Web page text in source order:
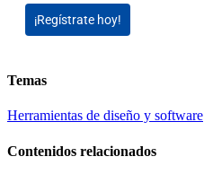
¡Regístrate hoy!
Temas
Herramientas de diseño y software
Contenidos relacionados